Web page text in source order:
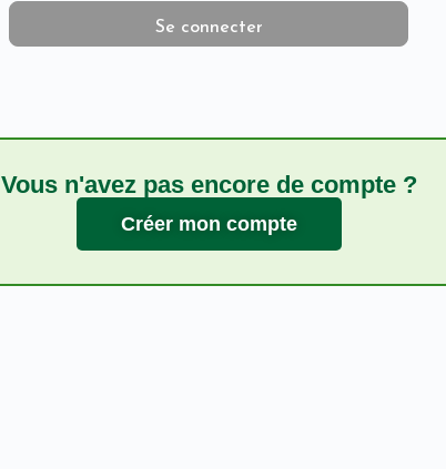
Vous n'avez pas encore de compte ?
Créer mon compte